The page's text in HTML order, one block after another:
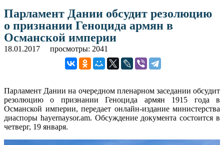
Парламент Дании обсудит резолюцию
о признании Геноцида армян в
Османской империи
18.01.2017 просмотры: 2041
Парламент Дании на очередном пленарном заседании обсудит
резолюцию о признании Геноцида армян 1915 года в
Османской империи, передает онлайн-издание министерства
диаспоры hayernaysor.am. Обсуждение документа состоится в
четверг, 19 января.